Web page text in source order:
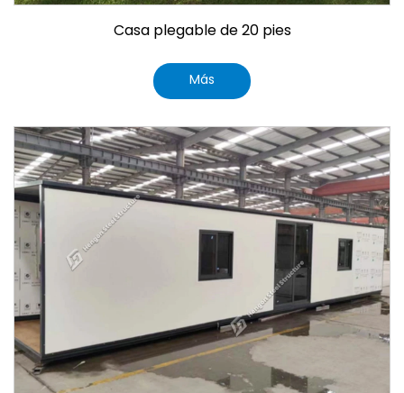
Casa plegable de 20 pies
Más